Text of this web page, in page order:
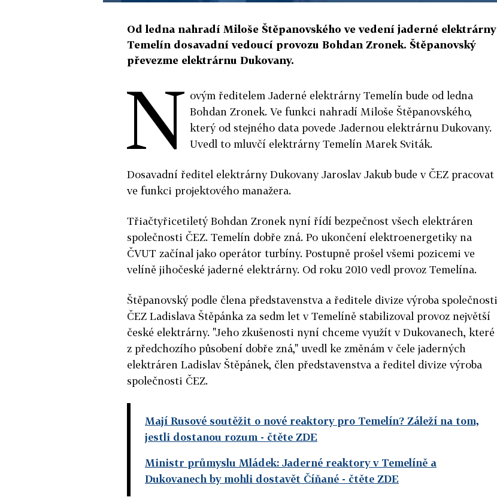
Od ledna nahradí Miloše Štěpanovského ve vedení jaderné elektrárny
Temelín dosavadní vedoucí provozu Bohdan Zronek. Štěpanovský
převezme elektrárnu Dukovany.
N ovým ředitelem Jaderné elektrárny Temelín bude od ledna
Bohdan Zronek. Ve funkci nahradí Miloše Štěpanovského,
který od stejného data povede Jadernou elektrárnu Dukovany.
Uvedl to mluvčí elektrárny Temelín Marek Sviták.
Dosavadní ředitel elektrárny Dukovany Jaroslav Jakub bude v ČEZ pracovat
ve funkci projektového manažera.
Třiačtyřicetiletý Bohdan Zronek nyní řídí bezpečnost všech elektráren
společnosti ČEZ. Temelín dobře zná. Po ukončení elektroenergetiky na
ČVUT začínal jako operátor turbíny. Postupně prošel všemi pozicemi ve
velíně jihočeské jaderné elektrárny. Od roku 2010 vedl provoz Temelína.
Štěpanovský podle člena představenstva a ředitele divize výroba společnosti
ČEZ Ladislava Štěpánka za sedm let v Temelíně stabilizoval provoz největší
české elektrárny. "Jeho zkušenosti nyní chceme využít v Dukovanech, které
z předchozího působení dobře zná," uvedl ke změnám v čele jaderných
elektráren Ladislav Štěpánek, člen představenstva a ředitel divize výroba
společnosti ČEZ.
Mají Rusové soutěžit o nové reaktory pro Temelín? Záleží na tom,
jestli dostanou rozum - čtěte ZDE
Ministr průmyslu Mládek: Jaderné reaktory v Temelíně a
Dukovanech by mohli dostavět Číňané - čtěte ZDE